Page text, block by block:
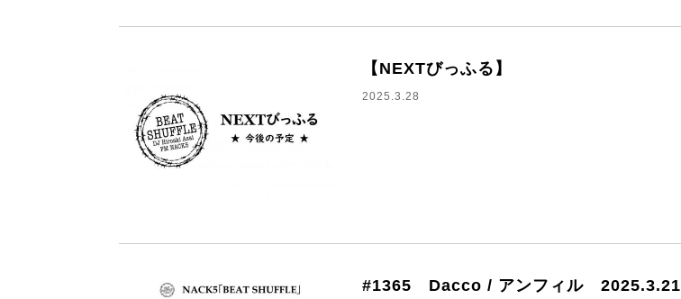
【NEXTびっふる】
2025.3.28
#1365 Dacco / アンフィル 2025.3.21